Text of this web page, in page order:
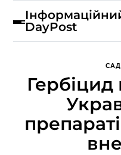
DayPost
САД